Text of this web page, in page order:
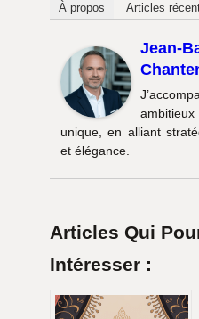
À propos Articles
Jean-
unique, en alliant
et élégance.
Articles Qui
Intéresser :